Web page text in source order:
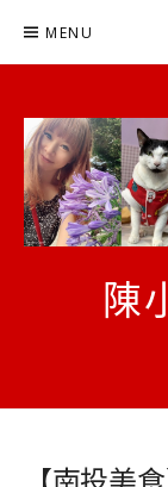
MENU
陳